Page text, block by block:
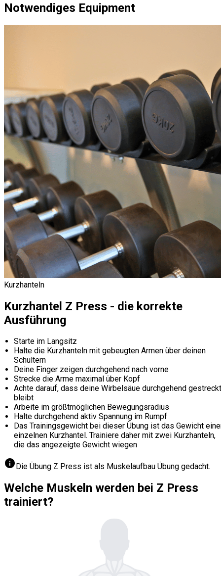
Notwendiges Equipment
Kurzhanteln
Kurzhantel Z Press - die korrekte
Ausführung
Starte im Langsitz
Halte die Kurzhanteln mit gebeugten Armen über deinen
Schultern
Deine Finger zeigen durchgehend nach vorne
Strecke die Arme maximal über Kopf
Achte darauf, dass deine Wirbelsäue durchgehend gestreckt
bleibt
Arbeite im größtmöglichen Bewegungsradius
Halte durchgehend aktiv Spannung im Rumpf
Das Trainingsgewicht bei dieser Übung ist das Gewicht
einzelnen Kurzhantel. Trainiere daher mit zwei Kurzhanteln,
die das angezeigte Gewicht wiegen
info Die Übung Z Press ist als Muskelaufbau Übung gedacht.
Welche Muskeln werden bei Z Press
trainiert?